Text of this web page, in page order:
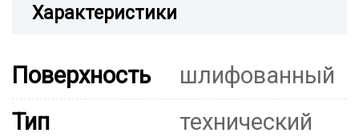
Характеристики
Поверхность
шлифованный
Тип
технический